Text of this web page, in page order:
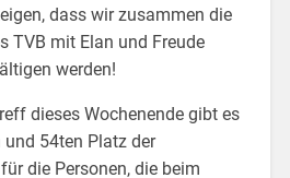
dass wir zusammen die
TVB mit Elan und Freude
werden!
dieses Wochenende gibt es
54ten Platz der
die Personen, die beim